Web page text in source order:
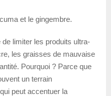
et le gingembre.
limiter les produits ultra-
les graisses de mauvaise
Pourquoi ? Parce que
un terrain
peut accentuer la